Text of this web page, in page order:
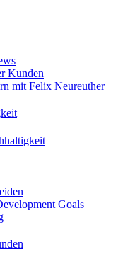
Kunden
mit Felix Neureuther
Goals